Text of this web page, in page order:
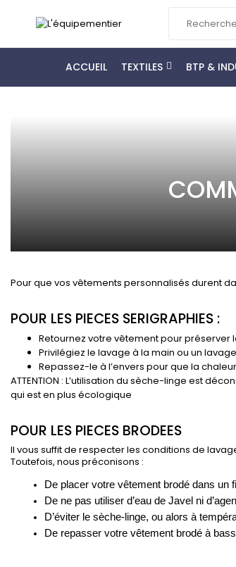
ACCUEIL TEXTILES BTP &
Pour que vos vêtements personnalisés durent
POUR LES PIECES SERIGRAPHIES :
Retournez votre vêtement pour préserver
Privilégiez le lavage à la main ou un
Repassez-le à l’envers pour que la
ATTENTION : L’utilisation du sèche-linge est
qui est en plus écologique
POUR LES PIECES BRODEES
Il vous suffit de respecter les conditions de
Toutefois, nous préconisons :
De placer votre vêtement brodé dans un
De ne pas utiliser d’eau de Javel ni
D’éviter le sèche-linge, ou alors à
De repasser votre vêtement brodé à